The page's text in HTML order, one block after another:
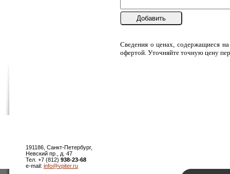
Добавить
Сведения о ценах, содержащиеся
офертой. Уточняйте точную цену
191186, Санкт-Петербург,
Невский пр., д. 47
Тел. +7 (812) 938-23-68
e-mail: info@vpiter.ru